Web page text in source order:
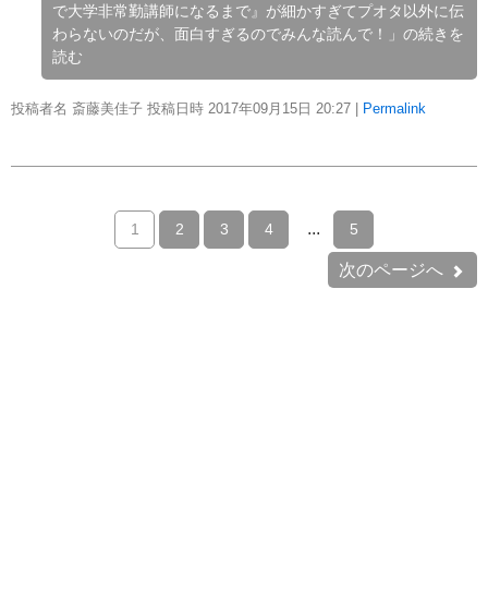
で大学非常勤講師になるまで』が細かすぎてプオタ以外に伝
わらないのだが、面白すぎるのでみんな読んで！」の続きを
読む
投稿者名 斎藤美佳子 投稿日時 2017年09月15日 20:27 Permalink
次のページへ
1 2 3 4 ... 5